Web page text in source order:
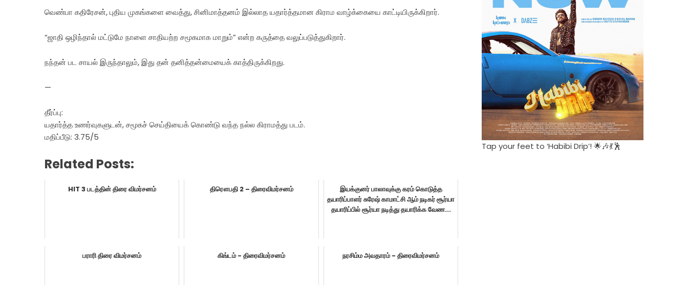
வெண்பா கதிரேசன், புதிய முகங்களை வைத்து, சினிமாத்தனம் இல்லாத யதார்த்தமான கிராம வாழ்க்கையை காட்டியிருக்கிறார்.
“ஜாதி ஒழிந்தால் மட்டுமே நாளை சாதியற்ற சமூகமாக மாறும்” என்ற கருத்தை வலுப்படுத்துகிறார்.
நந்தன் பட சாயல் இருந்தாலும், இது தன் தனித்தன்மையைக் காத்திருக்கிறது.
—
தீர்ப்பு:
யதார்த்த உணர்வுகளுடன், சமூகச் செய்தியைக் கொண்டு வந்த நல்ல கிராமத்து படம்.
மதிப்பீடு: 3.75/5
Related Posts:
HIT 3 படத்தின் திரை விமர்சனம் திரௌபதி 2 – திரைவிமர்சனம்
இயக்குனர் பாலாவுக்கு கரம் கொடுத்த
தயாரிப்பாளர் சுரேஷ் காமாட்சி ஆம் நடிகர் சூர்யா
தயாரிப்பில் சூர்யா நடித்து தயாரிக்க வேண...
பராரி திரை விமர்சனம் கிங்டம் - திரைவிமர்சனம் நரசிம்ம அவதாரம் - திரைவிமர்சனம்
Tap your feet to ‘Habibi Drip’! 🌟🎶💃🕺